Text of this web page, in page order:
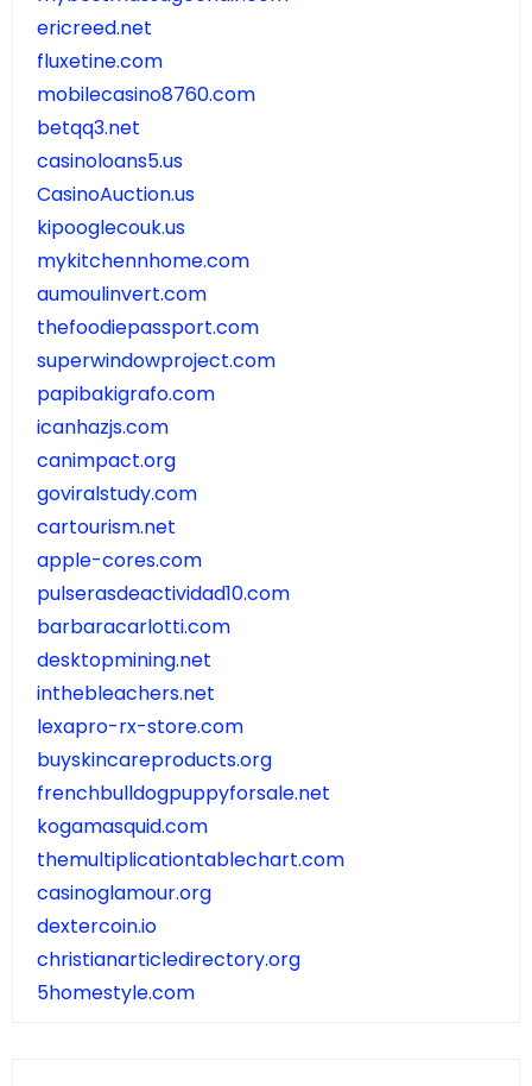
ericreed.net
fluxetine.com
mobilecasino8760.com
betqq3.net
casinoloans5.us
CasinoAuction.us
kipooglecouk.us
mykitchennhome.com
aumoulinvert.com
thefoodiepassport.com
superwindowproject.com
papibakigrafo.com
icanhazjs.com
canimpact.org
goviralstudy.com
cartourism.net
apple-cores.com
pulserasdeactividad10.com
barbaracarlotti.com
desktopmining.net
inthebleachers.net
lexapro-rx-store.com
buyskincareproducts.org
frenchbulldogpuppyforsale.net
kogamasquid.com
themultiplicationtablechart.com
casinoglamour.org
dextercoin.io
christianarticledirectory.org
5homestyle.com